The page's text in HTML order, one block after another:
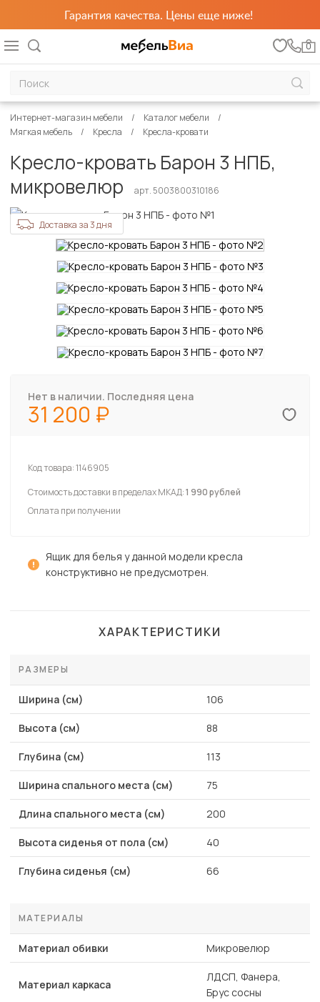
Гарантия качества. Цены еще ниже!
0
Интернет-магазин мебели
Каталог мебели
Мягкая мебель
Кресла Кресла-кровати
Кресло-кровать Барон 3 НПБ,
микровелюр
арт. 5003800310186
Доставка за 3 дня
Нет в наличии. Последняя цена
31 200
Код товара:1146905
Стоимость доставки в пределах МКАД:1 990 рублей
Оплата при получении
Ящик для белья у данной модели кресла
конструктивно не предусмотрен.
ХАРАКТЕРИСТИКИ
РАЗМЕРЫ
Ширина (см) 106
Высота (см) 88
Глубина (см) 113
Ширина спального места (см) 75
Длина спального места (см) 200
Высота сиденья от пола (см) 40
Глубина сиденья (см) 66
МАТЕРИАЛЫ
Материал обивки Микровелюр
Материал каркаса
ЛДСП, Фанера,
Брус сосны